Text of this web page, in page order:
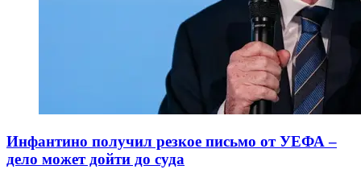
Инфантино получил резкое письмо от УЕФА –
дело может дойти до суда